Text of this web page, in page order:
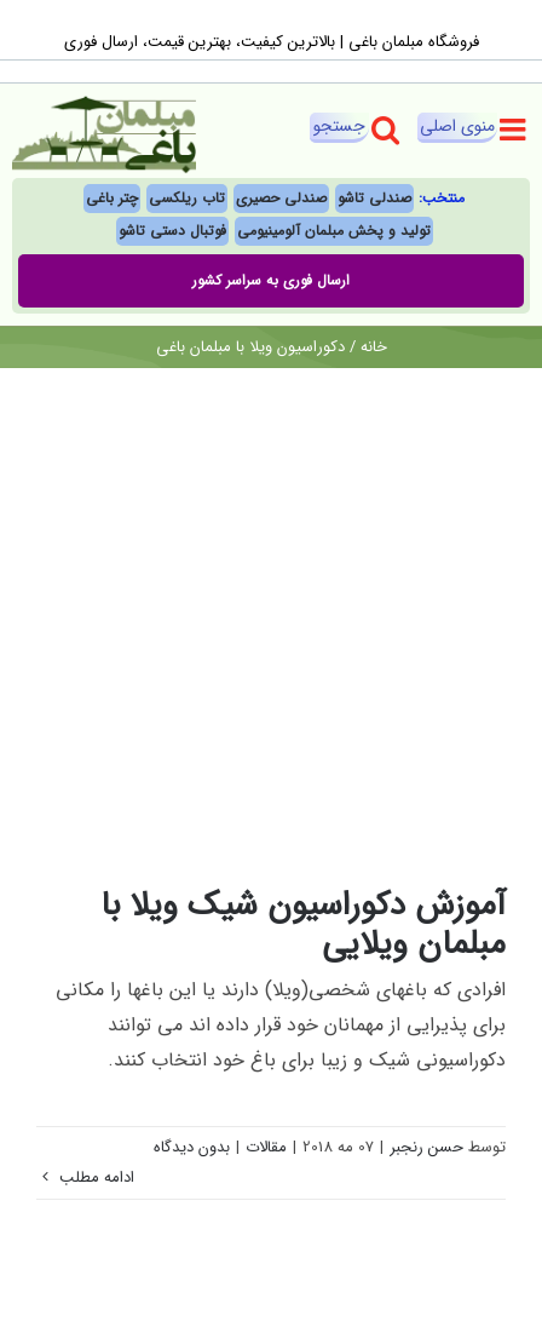
to
content
فروشگاه مبلمان باغی |‌ بالاترین کیفیت، بهترین قیمت، ارسال فوری
منتخب: صندلی تاشو صندلی حصیری تاب ریلکسی چتر باغی
تولید و پخش مبلمان آلومینیومی فوتبال‌ دستی تاشو
ارسال فوری به سراسر کشور
خانه/دکوراسیون ویلا با مبلمان باغی
آموزش دکوراسیون شیک ویلا با
مبلمان ویلایی
افرادی که باغهای شخصی(ویلا) دارند یا این باغها را مکانی
برای پذیرایی از مهمانان خود قرار داده اند می توانند
دکوراسیونی شیک و زیبا برای باغ خود انتخاب کنند.
توسطحسن رنجبر | 07 مه 2018 | مقالات | بدون دیدگاه
ادامه مطلب